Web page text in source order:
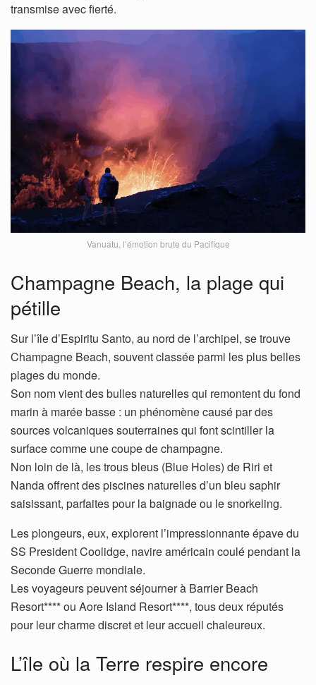
transmise avec fierté.
Vanuatu, l’émotion brute du Pacifique
Champagne Beach, la plage qui
pétille
Sur l’île d’Espiritu Santo, au nord de l’archipel, se trouve
Champagne Beach, souvent classée parmi les plus belles
plages du monde.
Son nom vient des bulles naturelles qui remontent du fond
marin à marée basse : un phénomène causé par des
sources volcaniques souterraines qui font scintiller la
surface comme une coupe de champagne.
Non loin de là, les trous bleus (Blue Holes) de Riri et
Nanda offrent des piscines naturelles d’un bleu saphir
saisissant, parfaites pour la baignade ou le snorkeling.
Les plongeurs, eux, explorent l’impressionnante épave du
SS President Coolidge, navire américain coulé pendant la
Seconde Guerre mondiale.
Les voyageurs peuvent séjourner à Barrier Beach
Resort**** ou Aore Island Resort****, tous deux réputés
pour leur charme discret et leur accueil chaleureux.
L’île où la Terre respire encore